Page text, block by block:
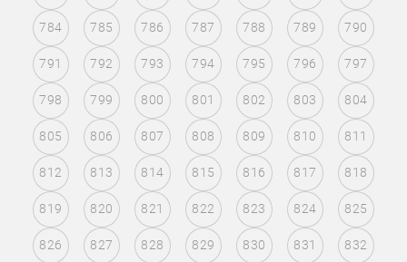
784 785 786 787 788 789 790
791 792 793 794 795 796 797
798 799 800 801 802 803 804
805 806 807 808 809 810 811
812 813 814 815 816 817 818
819 820 821 822 823 824 825
826 827 828 829 830 831 832